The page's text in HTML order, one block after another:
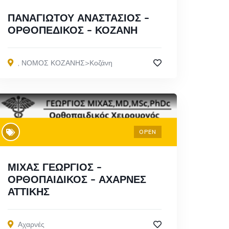
ΠΑΝΑΓΙΩΤΟΥ ΑΝΑΣΤΑΣΙΟΣ –
ΟΡΘΟΠΕΔΙΚΟΣ – ΚΟΖΑΝΗ
, ΝΟΜΟΣ ΚΟΖΑΝΗΣ>Κοζάνη
OPEN
ΜΙΧΑΣ ΓΕΩΡΓΙΟΣ –
ΟΡΘΟΠΑΙΔΙΚΟΣ – ΑΧΑΡΝΕΣ
ΑΤΤΙΚΗΣ
Αχαρνές